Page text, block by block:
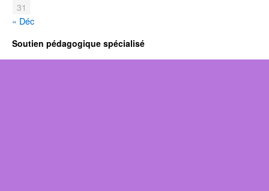
31
« Déc
Soutien pédagogique spécialisé